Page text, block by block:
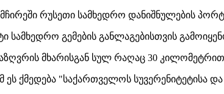
რუსეთი სამხედრო დანიშნულების
გემების განლაგებისთვის
მხარისგან სულ რაღაც 30
ქმედება "საქართველოს სუვერენიტეტისა